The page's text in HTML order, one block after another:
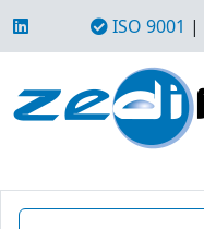
ISO 9001 |